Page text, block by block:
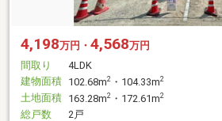
4,198万円・ 4,568万円
間取り
4LDK
建物面積 102.68m2 ・104.33m2
土地面積 163.28m2 ・172.61m2
総戸数
2戸